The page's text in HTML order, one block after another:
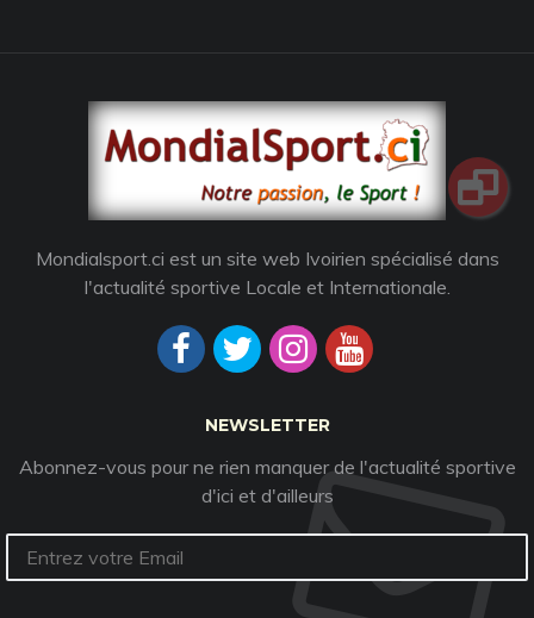
Mondialsport.ci est un site web Ivoirien spécialisé dans
l'actualité sportive Locale et Internationale.
NEWSLETTER
Abonnez-vous pour ne rien manquer de l'actualité sportive
d'ici et d'ailleurs